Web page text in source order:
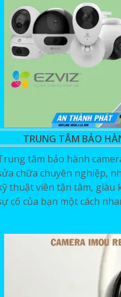
TRUNG TÂM BẢO
tâm bảo hành
chữa chuyên nghiệp,
thuật viên tận tâm, giàu
cố của bạn một cách